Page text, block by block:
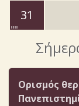
31
Ορισμός